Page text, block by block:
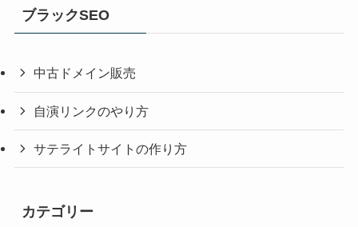
ブラックSEO
中古ドメイン販売
自演リンクのやり方
サテライトサイトの作り方
カテゴリー